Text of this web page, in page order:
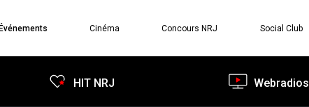
Cinéma Concours NRJ Social Club
HIT NRJ Webradios